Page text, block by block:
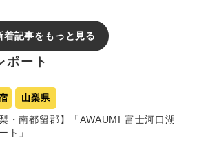
着記事をもっと見る
ポート
山梨県
梨・南都留郡】「AWAUMI 富士河口湖
ト」